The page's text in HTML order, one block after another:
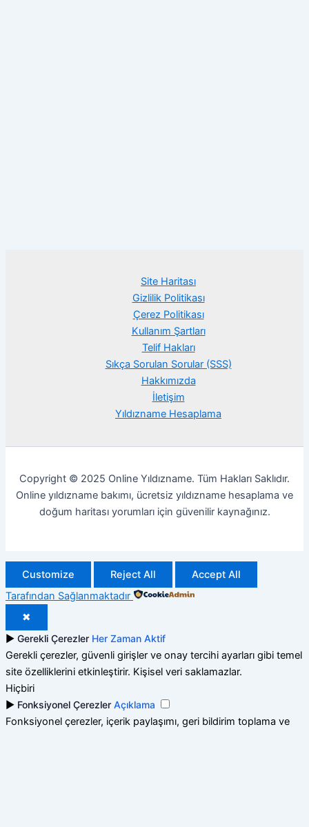
Site Haritası
Gizlilik Politikası
Çerez Politikası
Kullanım Şartları
Telif Hakları
Sıkça Sorulan Sorular (SSS)
Hakkımızda
İletişim
Yıldızname Hesaplama
Copyright © 2025 Online Yıldızname. Tüm Hakları Saklıdır.
Online yıldızname bakımı, ücretsiz yıldızname hesaplama ve
doğum haritası yorumları için güvenilir kaynağınız.
Customize Reject All
Accept All
Tarafından Sağlanmaktadır
✖
► Gerekli Çerezler Her Zaman Aktif
Gerekli çerezler, güvenli girişler ve onay tercihi ayarları gibi temel
site özelliklerini etkinleştirir. Kişisel veri saklamazlar.
Hiçbiri
► Fonksiyonel Çerezler Açıklama
Fonksiyonel çerezler, içerik paylaşımı, geri bildirim toplama ve